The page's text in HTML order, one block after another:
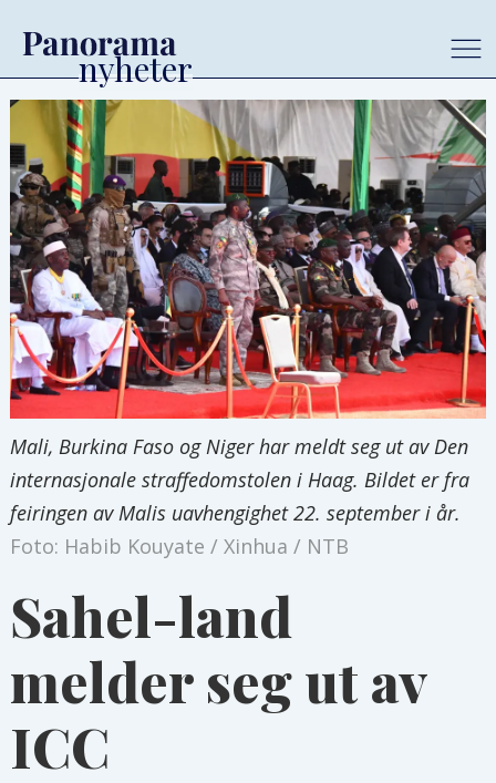
Mali, Burkina Faso og Niger har meldt seg ut av Den
internasjonale straffedomstolen i Haag. Bildet er fra
feiringen av Malis uavhengighet 22. september i år.
Foto: Habib Kouyate / Xinhua / NTB
Sahel-land
melder seg ut av
ICC